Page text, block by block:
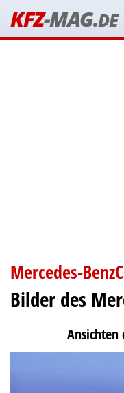
KFZ-MAG.DE
Mercedes-
Bilder des
Ansichten